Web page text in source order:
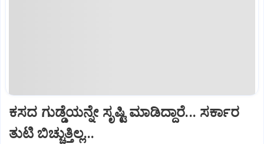
ಕಸದ ಗುಡ್ಡೆಯನ್ನೇ ಸೃಷ್ಟಿ ಮಾಡಿದ್ದಾರೆ... ಸರ್ಕಾರ
ತುಟಿ ಬಿಚ್ಚುತ್ತಿಲ್ಲ...